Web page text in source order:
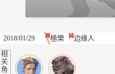
2018/01/29 極樂 边缘人
相
关
角